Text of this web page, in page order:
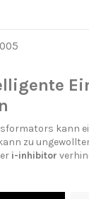
kann
zu
i-inhibitor